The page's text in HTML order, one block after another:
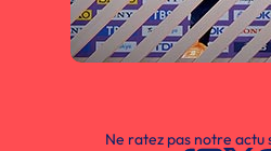
Ne ratez pas notre actu